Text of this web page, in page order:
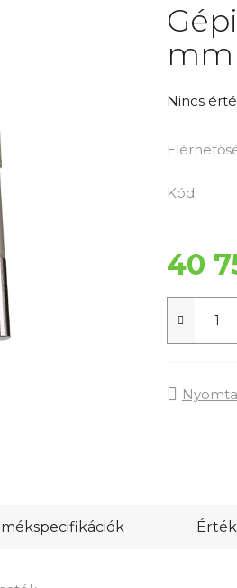
mm
A
átlagos
5-
csillag.
Nincs
Kód:
40